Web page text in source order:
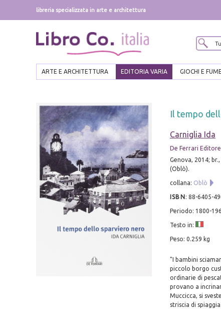
libreria specializzata in arte e architettura
ARTE E ARCHITETTURA EDITORIA VARIA GIOCHI E
Il tempo
Carniglia Ida
De Ferrari Editore
Genova, 2014;
(Oblò).
collana: Oblò
ISBN : 88-6405-
Periodo: 1800-
Testo in:
Peso: 0.259 kg
"I bambini
piccolo borgo
ordinarie di
provano a
Muccicca, si
striscia di